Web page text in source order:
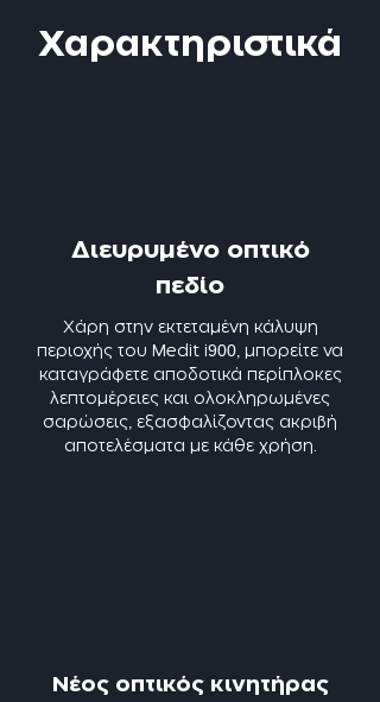
Χαρακτηριστικά
Διευρυμένο οπτικό
πεδίο
Χάρη στην εκτεταμένη κάλυψη
περιοχής του Medit i900 , μπορείτε να
καταγράφετε αποδοτικά περίπλοκες
λεπτομέρειες και ολοκληρωμένες
σαρώσεις, εξασφαλίζοντας ακριβή
αποτελέσματα με κάθε χρήση.
Νέος οπτικός κινητήρας